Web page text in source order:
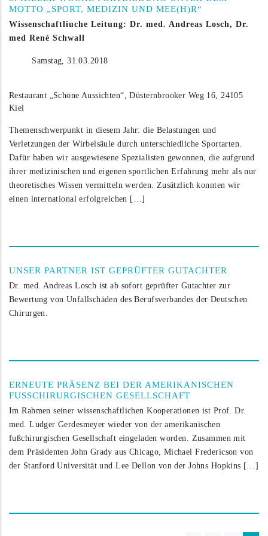
FUSS- UND SPRUNGGELENK
BESONDERE METHODEN
DR. MED. MARC KOCH
DR. MED. ANDREAS LOSCH
DR. MED. RENÉ SCHWALL
MOTTO „SPORT, MEDIZIN UND MEE(H)R“
Wissenschaftliuche Leitung: Dr. med. Andreas Losch, Dr.
med René Schwall
Samstag, 31.03.2018
Restaurant „Schöne Aussichten“, Düsternbrooker Weg 16, 24105
Kiel
Themenschwerpunkt in diesem Jahr: die Belastungen und
Verletzungen der Wirbelsäule durch unterschiedliche Sportarten.
Dafür haben wir ausgewiesene Spezialisten gewonnen, die aufgrund
ihrer medizinischen und eigenen sportlichen Erfahrung mehr als nur
theoretisches Wissen vermitteln werden. Zusätzlich konnten wir
einen international erfolgreichen […]
UNSER PARTNER IST GEPRÜFTER GUTACHTER
Dr. med. Andreas Losch ist ab sofort geprüfter Gutachter zur
Bewertung von Unfallschäden des Berufsverbandes der Deutschen
Chirurgen.
ERNEUTE PRÄSENZ BEI DER AMERIKANISCHEN
FUSSCHIRURGISCHEN GESELLSCHAFT
Im Rahmen seiner wissenschaftlichen Kooperationen ist Prof. Dr.
med. Ludger Gerdesmeyer wieder von der amerikanischen
fußchirurgischen Gesellschaft eingeladen worden. Zusammen mit
dem Präsidenten John Grady aus Chicago, Michael Fredericson von
der Stanford Universität und Lee Dellon von der Johns Hopkins […]